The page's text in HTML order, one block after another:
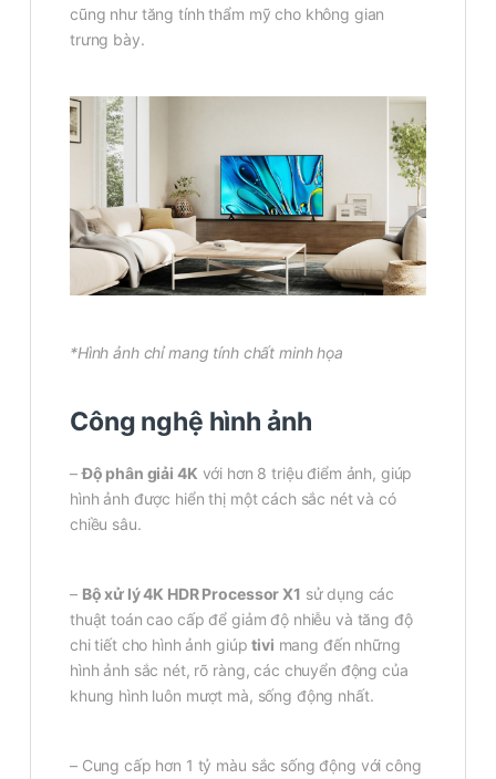
cũng như tăng tính thẩm mỹ cho không gian
trưng bày.
*Hình ảnh chỉ mang tính chất minh họa
Công nghệ hình ảnh
–Độ phân giải 4K với hơn 8 triệu điểm ảnh, giúp
hình ảnh được hiển thị một cách sắc nét và có
chiều sâu.
– Bộ xử lý 4K HDR Processor X1 sử dụng các
thuật toán cao cấp để giảm độ nhiễu và tăng độ
chi tiết cho hình ảnh giúptivi mang đến những
hình ảnh sắc nét, rõ ràng, các chuyển động của
khung hình luôn mượt mà, sống động nhất.
– Cung cấp hơn 1 tỷ màu sắc sống động với công